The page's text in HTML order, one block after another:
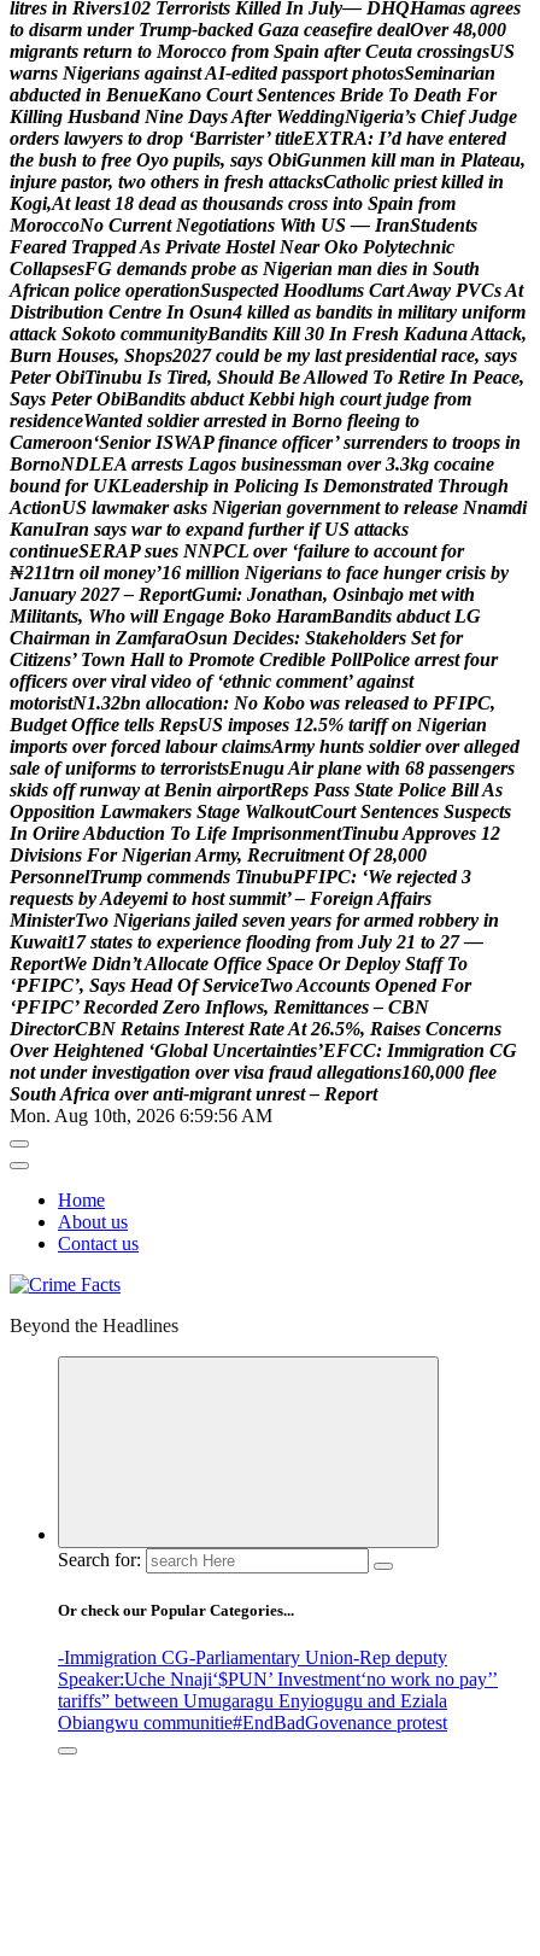
litres in Rivers102 Terrorists Killed In July— DHQHamas agrees
to disarm under Trump-backed Gaza ceasefire dealOver 48,000
migrants return to Morocco from Spain after Ceuta crossingsUS
warns Nigerians againstAI-edited passport photosSeminarian
abducted in BenueKano Court Sentences Bride To Death For
Killing Husband Nine DaysAfter WeddingNigeria’s Chief Judge
orders lawyers to drop ‘Barrister’ titleEXTRA: I’d have entered
the bush to free Oyo pupils, says ObiGunmen kill man in Plateau,
injure pastor, two others in fresh attacksCatholic priest killed in
Kogi,At least 18 dead as thousands cross into Spain from
MoroccoNo Current Negotiations With US — IranStudents
Feared TrappedAs Private Hostel Near Oko Polytechnic
CollapsesFG demands probe as Nigerian man dies in South
African police operationSuspected Hoodlums CartAway PVCsAt
Distribution Centre In Osun4 killed as bandits in military uniform
attack Sokoto communityBandits Kill 30 In Fresh KadunaAttack,
Burn Houses, Shops2027 could be my last presidential race, says
Peter ObiTinubu Is Tired, Should BeAllowed To Retire In Peace,
Says Peter ObiBandits abduct Kebbi high court judge from
residenceWanted soldier arrested in Borno fleeing to
Cameroon‘Senior ISWAP finance officer’ surrenders to troops in
BornoNDLEA arrests Lagos businessman over 3.3kg cocaine
bound for UKLeadership in Policing Is Demonstrated Through
ActionUS lawmaker asks Nigerian government to release Nnamdi
KanuIran says war to expand further if US attacks
continueSERAP sues NNPCL over ‘failure to account for
₦211trn oil money’16 million Nigerians to face hunger crisis by
January 2027 – ReportGumi: Jonathan, Osinbajo met with
Militants, Who will Engage Boko HaramBandits abduct LG
Chairman in ZamfaraOsun Decides: Stakeholders Set for
Citizens’ Town Hall to Promote Credible PollPolice arrest four
officers over viral video of ‘ethnic comment’ against
motoristN1.32bn allocation: No Kobo was released to PFIPC,
Budget Office tells RepsUS imposes 12.5% tariff on Nigerian
imports over forced labour claimsArmy hunts soldier over alleged
sale of uniforms to terroristsEnuguAir plane with 68 passengers
skids off runway at Benin airportReps Pass State Police BillAs
Opposition Lawmakers Stage WalkoutCourt Sentences Suspects
In OriireAbduction To Life ImprisonmentTinubuApproves 12
Divisions For Nigerian Army, Recruitment Of 28,000
PersonnelTrump commends TinubuPFIPC: ‘We rejected 3
requests byAdeyemi to host summit’ – Foreign Affairs
MinisterTwo Nigerians jailed seven years for armed robbery in
Kuwait17 states to experience flooding from July 21 to 27 —
ReportWe Didn’tAllocate Office Space Or Deploy Staff To
‘PFIPC’, Says Head Of ServiceTwoAccounts Opened For
‘PFIPC’ Recorded Zero Inflows, Remittances – CBN
DirectorCBN Retains Interest RateAt 26.5%, Raises Concerns
Over Heightened ‘Global Uncertainties’EFCC: Immigration CG
not under investigation over visa fraud allegations160,000 flee
South Africa over anti-migrant unrest – Report
Mon. Aug 10th, 2026 6:59:58 AM
Home
About us
Contact us
Beyond the Headlines
Search for:
Or check our Popular Categories...
-Immigration CG-Parliamentary Union-Rep deputy
Speaker:Uche Nnaji‘$PUN’ Investment‘no work no pay’’
tariffs” between Umugaragu Enyiogugu and Eziala
Obiangwu communitie#EndBadGovenance protest